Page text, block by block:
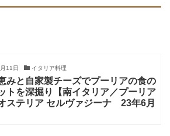
11日 イタリア料理
みと自家製チーズでプーリアの食の
トを深掘り【南イタリア／プーリア
ステリア セルヴァジーナ 23年6月